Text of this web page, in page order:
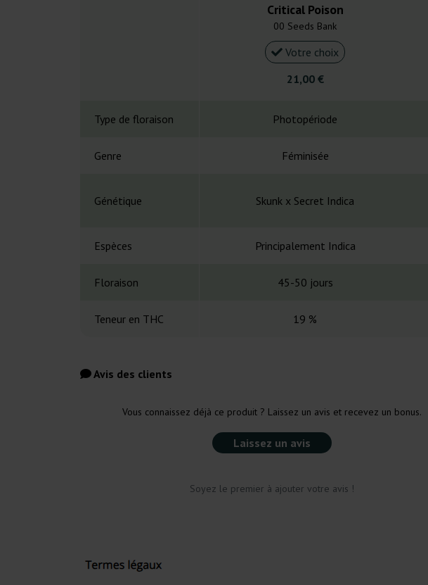
Critical Poison
00 Seeds Bank
Votre choix
21,00 €
Type de floraison Photopériode
Genre Féminisée
Génétique Skunk x Secret Indica
Espèces Principalement Indica
Floraison 45-50 jours
Teneur en THC 19 %
Avis des clients
Vous connaissez déjà ce produit ? Laissez un avis et recevez un bonus.
Laissez un avis
Soyez le premier à ajouter votre avis !